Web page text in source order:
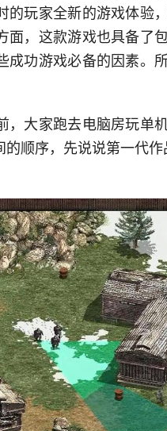
的玩家全新的游戏体验
面，这款游戏也具备了
成功游戏必备的因素。
，大家跑去电脑房玩单
顺序，先说说第一代